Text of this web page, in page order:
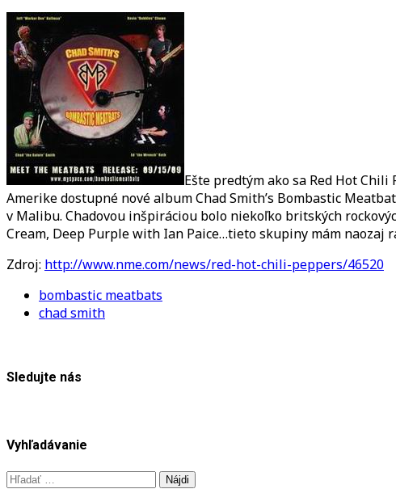
Ešte predtým ako sa Red Hot
Amerike dostupné nové album Chad Smith’s Bombastic
v Malibu. Chadovou inšpiráciou bolo niekoľko britských
Cream, Deep Purple with Ian Paice…tieto skupiny mám naozaj
Zdroj: http://www.nme.com/news/red-hot-chili-peppers/46520
bombastic meatbats
chad smith
Sledujte nás
Vyhľadávanie
Hľadať: